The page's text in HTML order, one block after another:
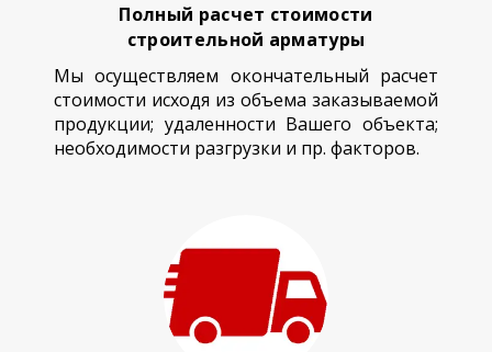
Полный расчет стоимости
строительной арматуры
Мы осуществляем окончательный расчет
стоимости исходя из объема заказываемой
продукции; удаленности Вашего объекта;
необходимости разгрузки и пр. факторов.